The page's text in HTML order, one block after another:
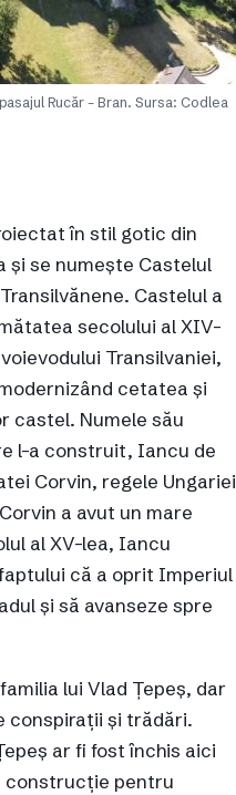
Rucăr – Bran. Sursa: Codlea
în stil gotic din
și se numește Castelul
Castelul a
secolului al XIV-
Transilvaniei,
cetatea și
castel. Numele său
l-a construit, Iancu de
Corvin, regele Ungariei
a avut un mare
al XV-lea, Iancu
că a oprit Imperiul
și să avanseze spre
lui Vlad Țepeș, dar
conspirații și trădări.
ar fi fost închis aici
construcție pentru